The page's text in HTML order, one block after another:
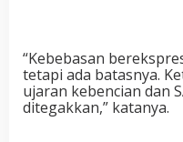
“Kebebasan
tetapi ada batasnya.
ujaran kebencian dan
ditegakkan,” katanya.